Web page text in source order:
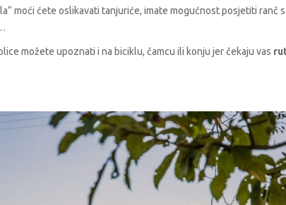
moći ćete oslikavati tanjuriće, imate mogućnost posjetiti ranč
možete upoznati i na biciklu, čamcu ili konju jer čekaju vas